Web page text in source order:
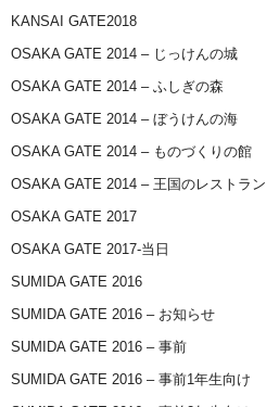
KANSAI GATE2018
OSAKA GATE 2014 – じっけんの城
OSAKA GATE 2014 – ふしぎの森
OSAKA GATE 2014 – ぼうけんの海
OSAKA GATE 2014 – ものづくりの館
OSAKA GATE 2014 – 王国のレストラン
OSAKA GATE 2017
OSAKA GATE 2017-当日
SUMIDA GATE 2016
SUMIDA GATE 2016 – お知らせ
SUMIDA GATE 2016 – 事前
SUMIDA GATE 2016 – 事前1年生向け